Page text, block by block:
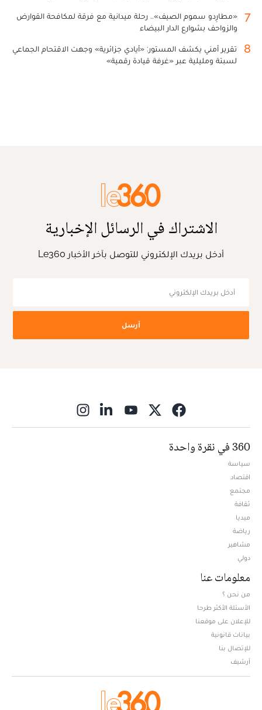
7
«مطارِدو سموم الصيف».. رحلة ميدانية مع فرقة لمكافحة القوارض
والزواحف بشوارع الدار البيضاء
8
تقرير أمني يكشف المستور: «أيادي جزائرية» وجهت الاقتحام الجماعي
لسبتة ومليلية عبر «غرفة قيادة رقمية»
الاشتراك في الرسائل الإخبارية
أدخل بريدك الإلكتروني للتوصل بآخر الأخبار Le360
أرسل
360 في نقرة واحدة
سياسة
اقتصاد
مجتمع
ثقافة
ميديا
رياضة
مشاهير
دولي
معلومات عنا
من نحن ؟
الأسئلة الأكثر طرحا
للإعلان على موقعنا
بيانات قانونية
للإتصال بنا
أرشيف